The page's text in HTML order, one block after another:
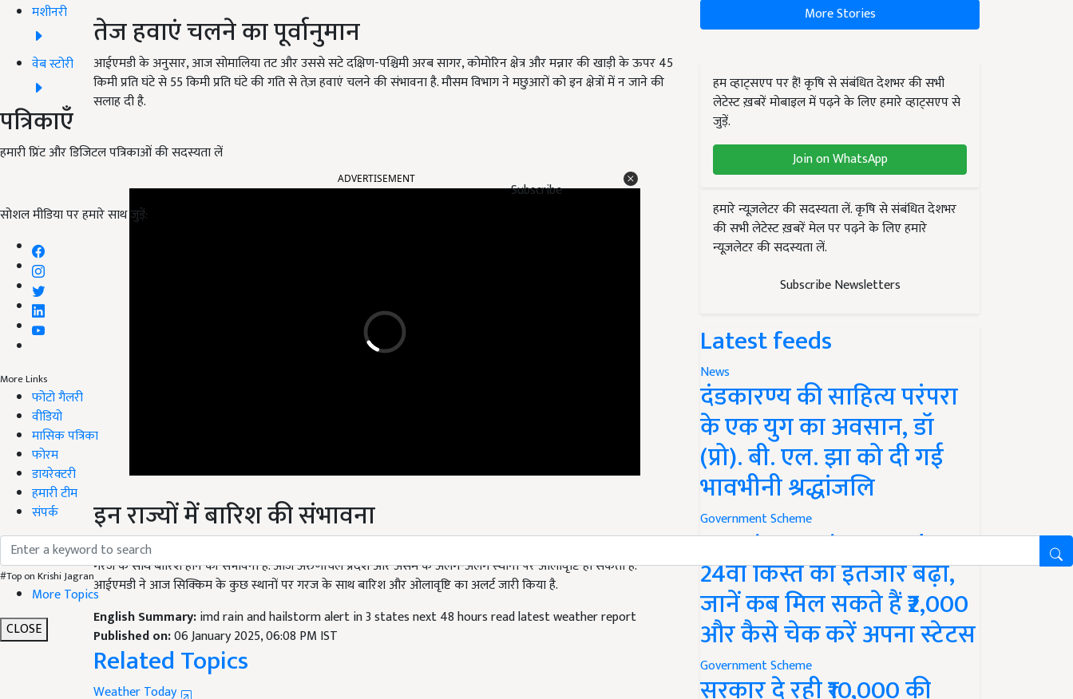
मशीनरी
वेब स्टोरी
पत्रिकाएँ
हमारी प्रिंट और डिजिटल पत्रिकाओं की सदस्यता लें
Subscribe
सोशल मीडिया पर हमारे साथ जुड़ें:
More Links
फोटो गैलरी
वीडियो
मासिक पत्रिका
फोरम
डायरेक्टरी
हमारी टीम
संपर्क
#Top on Krishi Jagran
More Topics
CLOSE
तेज हवाएं चलने का पूर्वानुमान
आईएमडी के अनुसार, आज सोमालिया तट और उससे सटे दक्षिण-पश्चिमी अरब सागर, कोमोरिन क्षेत्र और मन्नार की खाड़ी के ऊपर 45
किमी प्रति घंटे से 55 किमी प्रति घंटे की गति से तेज़ हवाएं चलने की संभावना है. मौसम विभाग ने मछुआरों को इन क्षेत्रों में न जाने की
सलाह दी है.
इन राज्यों में बारिश की संभावना
मौसम विभाग के अनुसार, 7 और 8 जनवरी को पूर्वोत्तर राज्यों में कई स्थानों पर हल्की से मध्यम बारिश के साथ-साथ कुछ स्थानों पर
गरज के साथ बारिश होने की संभावना है. आज अरुणाचल प्रदेश और असम के अलग-अलग स्थानों पर ओलावृष्टि हो सकती है.
आईएमडी ने आज सिक्किम के कुछ स्थानों पर गरज के साथ बारिश और ओलावृष्टि का अलर्ट जारी किया है.
English Summary:
imd rain and hailstorm alert in 3 states next 48 hours read latest weather report
Published on:06 January 2025, 06:08 PM IST
Related Topics
Weather Today
Today Weather News
More Stories
हम व्हाट्सएप पर हैं! कृषि से संबंधित देशभर की सभी
लेटेस्ट ख़बरें मोबाइल में पढ़ने के लिए हमारे व्हाट्सएप से
जुड़ें.
Join on WhatsApp
हमारे न्यूज़लेटर की सदस्यता लें. कृषि से संबंधित देशभर
की सभी लेटेस्ट ख़बरें मेल पर पढ़ने के लिए हमारे
न्यूज़लेटर की सदस्यता लें.
Subscribe Newsletters
Latest feeds
News
दंडकारण्य की साहित्य परंपरा
के एक युग का अवसान, डॉ
(प्रो). बी. एल. झा को दी गई
भावभीनी श्रद्धांजलि
Government Scheme
PM Kisan Yojana Update:
24वीं किस्त का इंतजार बढ़ा,
जानें कब मिल सकते हैं ₹2,000
और कैसे चेक करें अपना स्टेटस
Government Scheme